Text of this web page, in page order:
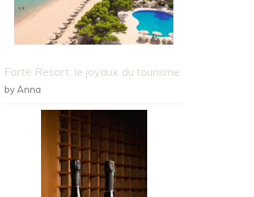
Forte Resort, le joyaux du tourisme
by Anna